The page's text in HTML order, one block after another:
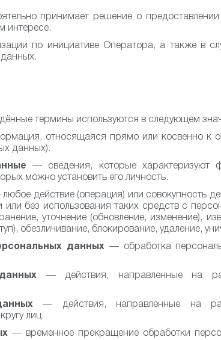
принимает решение о
интересе.
по инициативе Оператора, а также в
термины используются в следующем
относящаяся прямо или косвенно к
данных).
— сведения, которые характеризуют
можно установить его личность.
действие (операция) или совокупность
или без использования таких средств с
уточнение (обновление, изменение),
обезличивание, блокирование, удаление,
данных— обработка
— действия, направленные на
— действия, направленные на
лиц.
— временное прекращение обработки